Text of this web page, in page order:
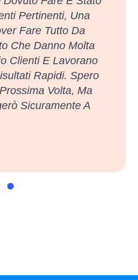
Pertinenti, Una
Fare Tutto Da
Che Danno Molta
Clienti E Lavorano
Rapidi. Spero
Volta, Ma
Sicuramente A